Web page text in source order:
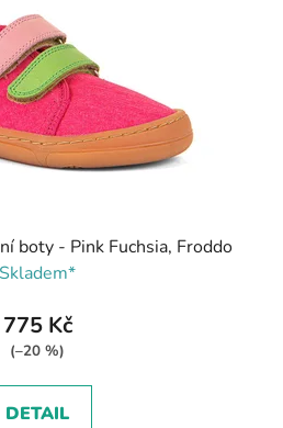
boty - Pink Fuchsia, Froddo
Skladem*
775 Kč
(–20 %)
DETAIL